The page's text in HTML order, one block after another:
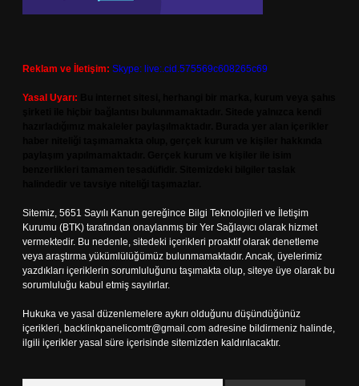
Reklam ve İletişim: Skype: live:.cid.575569c608265c69
Yasal Uyarı:
Sitemiz, 5651 Sayılı Kanun gereğince Bilgi Teknolojileri ve İletişim
Kurumu (BTK) tarafından onaylanmış bir Yer Sağlayıcı olarak hizmet
vermektedir. Bu nedenle, sitedeki içerikleri proaktif olarak denetleme
veya araştırma yükümlülüğümüz bulunmamaktadır. Ancak, üyelerimiz
yazdıkları içeriklerin sorumluluğunu taşımakta olup, siteye üye olarak bu
sorumluluğu kabul etmiş sayılırlar.
Hukuka ve yasal düzenlemelere aykırı olduğunu düşündüğünüz
içerikleri, backlinkpanelicomtr@gmail.com adresine bildirmeniz halinde,
ilgili içerikler yasal süre içerisinde sitemizden kaldırılacaktır.